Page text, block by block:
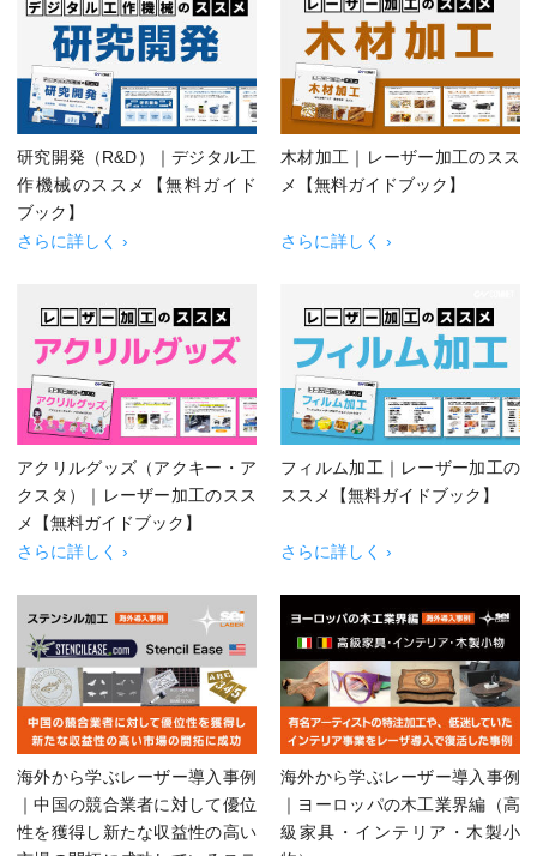
研究開発（R&D）｜デジタル工
作機械のススメ【無料ガイド
ブック】
さらに詳しく ›
木材加工｜レーザー加工のスス
メ【無料ガイドブック】
さらに詳しく ›
アクリルグッズ（アクキー・ア
クスタ）｜レーザー加工のスス
メ【無料ガイドブック】
さらに詳しく ›
フィルム加工｜レーザー加工の
ススメ【無料ガイドブック】
さらに詳しく ›
海外から学ぶレーザー導入事例
｜中国の競合業者に対して優位
性を獲得し新たな収益性の高い
海外から学ぶレーザー導入事例
｜ヨーロッパの木工業界編（高
級家具・インテリア・木製小